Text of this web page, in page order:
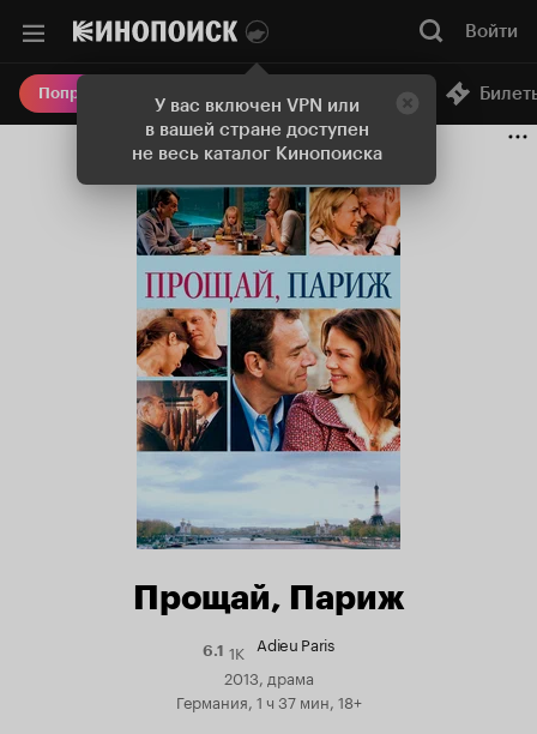
У вас включен VPN или
в вашей стране доступен
не весь каталог Кинопоиска
Войти
Попробовать Плюс Онлайн-кинотеатр
Прощай, Париж
6.1Рейтинг
Кинопоиска
1K Adieu Paris
2013, драма
Германия, 1 ч 37 мин, 18+